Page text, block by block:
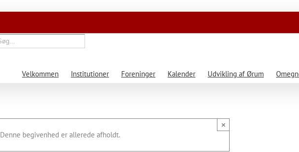
Velkommen Institutioner Foreninger Kalender Udvikling af Ørum
Denne begivenhed er allerede afholdt.
×